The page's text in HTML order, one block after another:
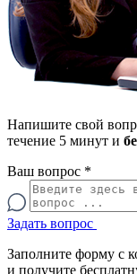
Напишите свой
течение 5 минут и
Ваш вопрос *
Задать вопрос
Заполните форму с
и получите